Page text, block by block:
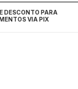
DESCONTO PARA
VIA PIX